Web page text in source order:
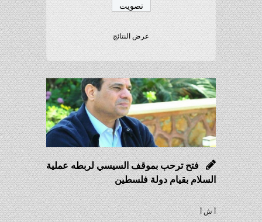
عرض النتائج
فتح ترحب بموقف السيسي لربطه عملية
السلام بقيام دولة فلسطين
أ ش أ